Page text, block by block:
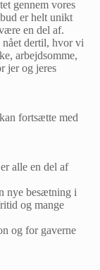
gennem vores
er helt unikt
en del af.
dertil, hvor vi
arbejdsomme,
jer og jeres
fortsætte med
alle en del af
nye besætning i
og mange
og for gaverne